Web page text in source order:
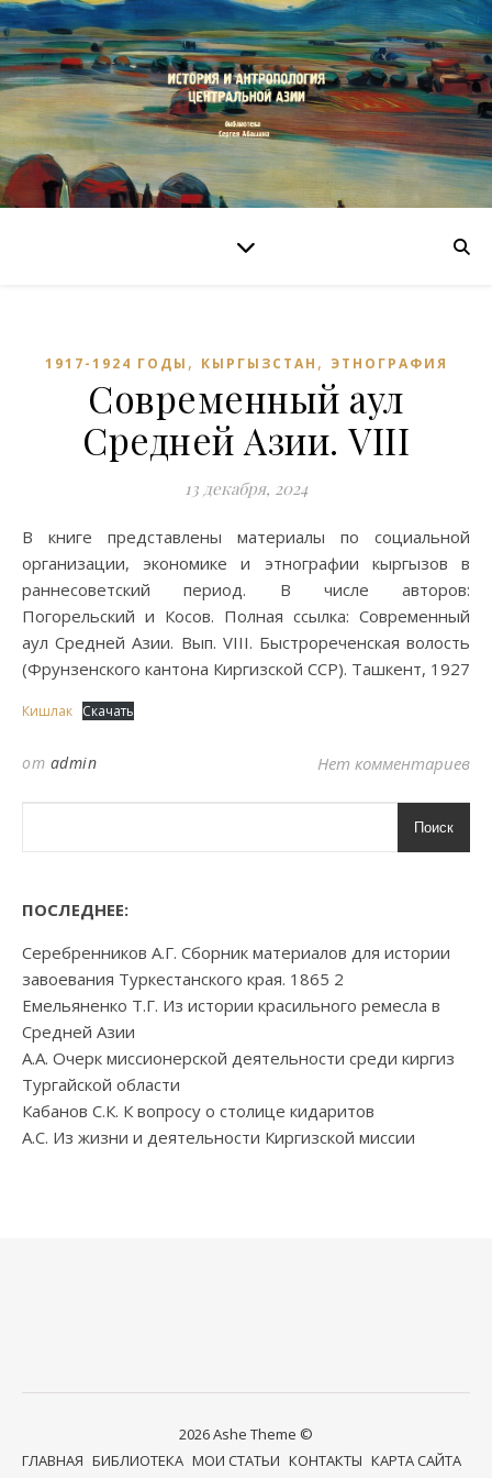
1917-1924 ГОДЫ , КЫРГЫЗСТАН , ЭТНОГРАФИЯ
Современный аул
Средней Азии. VIII
13 декабря, 2024
В книге представлены материалы по социальной
организации, экономике и этнографии кыргызов в
раннесоветский период. В числе авторов:
Погорельский и Косов. Полная ссылка: Современный
аул Средней Азии. Вып. VIII. Быстрореченская волость
(Фрунзенского кантона Киргизской ССР). Ташкент, 1927
Кишлак Скачать
от admin Нет комментариев
Поиск
ПОСЛЕДНЕЕ:
Серебренников А.Г. Сборник материалов для истории
завоевания Туркестанского края. 1865 2
Емельяненко Т.Г. Из истории красильного ремесла в
Средней Азии
А.А. Очерк миссионерской деятельности среди киргиз
Тургайской области
Кабанов С.К. К вопросу о столице кидаритов
А.С. Из жизни и деятельности Киргизской миссии
2026 Ashe Theme ©
ГЛАВНАЯ БИБЛИОТЕКА МОИ СТАТЬИ КОНТАКТЫ КАРТА САЙТА